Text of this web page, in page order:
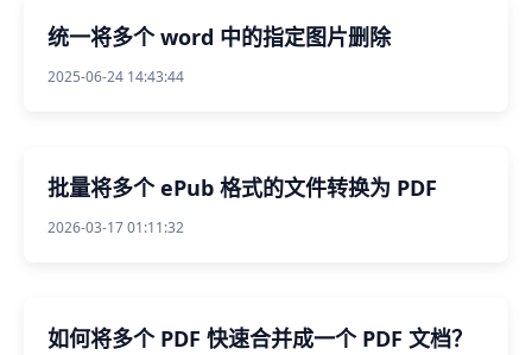
统一将多个 word 中的指定图片删除
2025-06-24 14:43:44
批量将多个 ePub 格式的文件转换为 PDF
2026-03-17 01:11:32
如何将多个 PDF 快速合并成一个 PDF 文档？